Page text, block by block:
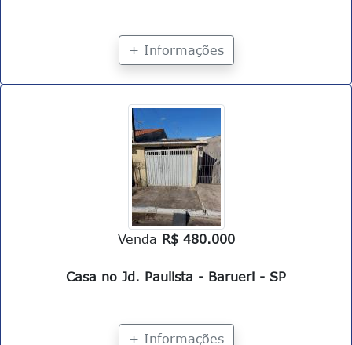
+ Informações
Venda R$ 480.000
Casa no Jd. Paulista - Barueri - SP
+ Informações